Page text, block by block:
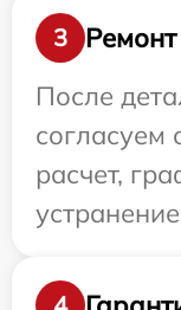
3
После
согласуем
расчет,